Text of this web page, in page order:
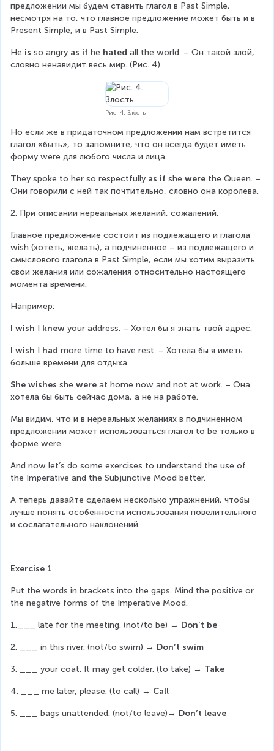
предложении мы будем ставить глагол в Past Simple,
несмотря на то, что главное предложение может быть и в
Present Simple, и в Past Simple.
He is so angry as if he hated all the world. – Он такой злой,
словно ненавидит весь мир. (Рис. 4)
Рис. 4. Злость
Но если же в придаточном предложении нам встретится
глагол «быть», то запомните, что он всегда будет иметь
форму were для любого числа и лица.
They spoke to her so respectfully as if she were the Queen. –
Они говорили с ней так почтительно, словно она королева.
2. При описании нереальных желаний, сожалений.
Главное предложение состоит из подлежащего и глагола
wish (хотеть, желать), а подчиненное – из подлежащего и
смыслового глагола в Past Simple, если мы хотим выразить
свои желания или сожаления относительно настоящего
момента времени.
Например:
I wish I knew your address. – Хотел бы я знать твой адрес.
I wish I had more time to have rest. – Хотела бы я иметь
больше времени для отдыха.
She wishes she were at home now and not at work. – Она
хотела бы быть сейчас дома, а не на работе.
Мы видим, что и в нереальных желаниях в подчиненном
предложении может использоваться глагол to be только в
форме were.
And now let’s do some exercises to understand the use of
the Imperative and the Subjunctive Mood better.
А теперь давайте сделаем несколько упражнений, чтобы
лучше понять особенности использования повелительного
и сослагательного наклонений.
Exercise 1
Put the words in brackets into the gaps. Mind the positive or
the negative forms of the Imperative Mood.
1.___ late for the meeting. (not/to be) → Don’t be
2. ___ in this river. (not/to swim) → Don’t swim
3. ___ your coat. It may get colder. (to take) → Take
4. ___ me later, please. (to call) → Call
5. ___ bags unattended. (not/to leave)→ Don’t leave